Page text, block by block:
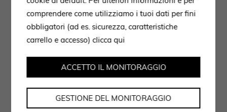
Ich stimme der Datenverarbeitung gemäß der
Datenschutzerklärung zu.
comprendere come utilizziamo i tuoi dati per fini
obbligatori (ad es. sicurezza, caratteristiche
carrello e accesso)clicca qui
GESTIONE DEL MONITORAGGIO
ACCETTO IL MONITORAGGIO